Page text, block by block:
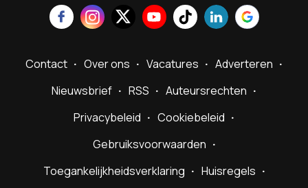
Contact Over ons Vacatures
Adverteren
Nieuwsbrief
RSS
Auteursrechten
Privacybeleid
Cookiebeleid
Gebruiksvoorwaarden
Toegankelijkheidsverklaring
Huisregels